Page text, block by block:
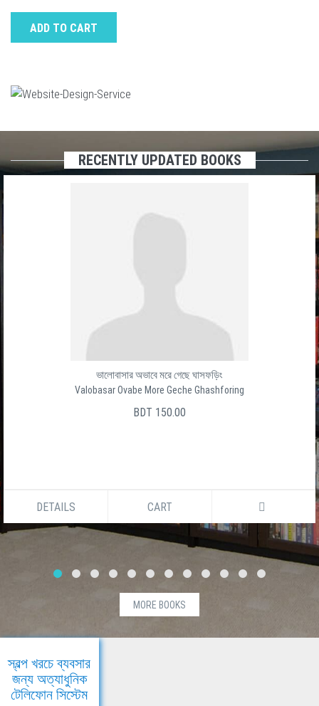
ADD TO CART
RECENTLY UPDATED BOOKS
ভালোবাসার অভাবে মরে গেছে ঘাসফড়িং
Valobasar Ovabe More Geche Ghashforing
BDT 150.00
DETAILS CART
MORE BOOKS
স্বল্প খরচে ব্যবসার
জন্য অত্যাধুনিক
টেলিফোন সিস্টেম